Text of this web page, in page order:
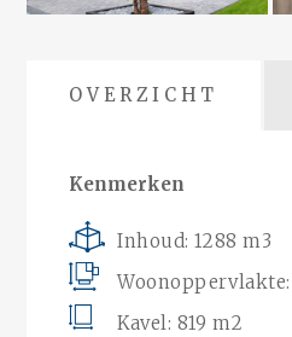
OVERZICHT
Kenmerken
Inhoud: 1288 m3
Kavel: 819 m2